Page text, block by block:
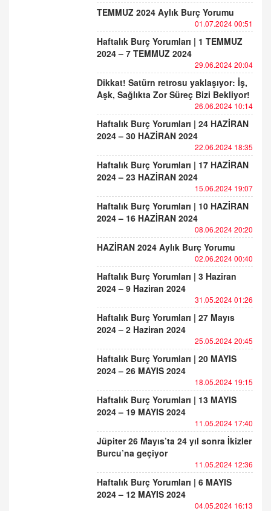
TEMMUZ 2024 Aylık Burç Yorumu
01.07.2024 00:51
Haftalık Burç Yorumları | 1 TEMMUZ
2024 – 7 TEMMUZ 2024
29.06.2024 20:04
Dikkat! Satürn retrosu yaklaşıyor: İş,
Aşk, Sağlıkta Zor Süreç Bizi Bekliyor!
26.06.2024 10:14
Haftalık Burç Yorumları | 24 HAZİRAN
2024 – 30 HAZİRAN 2024
22.06.2024 18:35
Haftalık Burç Yorumları | 17 HAZİRAN
2024 – 23 HAZİRAN 2024
15.06.2024 19:07
Haftalık Burç Yorumları | 10 HAZİRAN
2024 – 16 HAZİRAN 2024
08.06.2024 20:20
HAZİRAN 2024 Aylık Burç Yorumu
02.06.2024 00:40
Haftalık Burç Yorumları | 3 Haziran
2024 – 9 Haziran 2024
31.05.2024 01:26
Haftalık Burç Yorumları | 27 Mayıs
2024 – 2 Haziran 2024
25.05.2024 20:45
Haftalık Burç Yorumları | 20 MAYIS
2024 – 26 MAYIS 2024
18.05.2024 19:15
Haftalık Burç Yorumları | 13 MAYIS
2024 – 19 MAYIS 2024
11.05.2024 17:40
Jüpiter 26 Mayıs’ta 24 yıl sonra İkizler
Burcu’na geçiyor
11.05.2024 12:36
Haftalık Burç Yorumları | 6 MAYIS
2024 – 12 MAYIS 2024
04.05.2024 16:13